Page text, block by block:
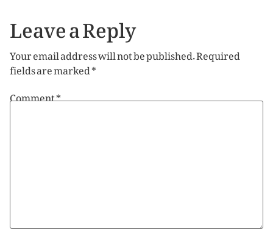
Leave a Reply
Your email address will not be published.Required
fields are marked*
Comment*